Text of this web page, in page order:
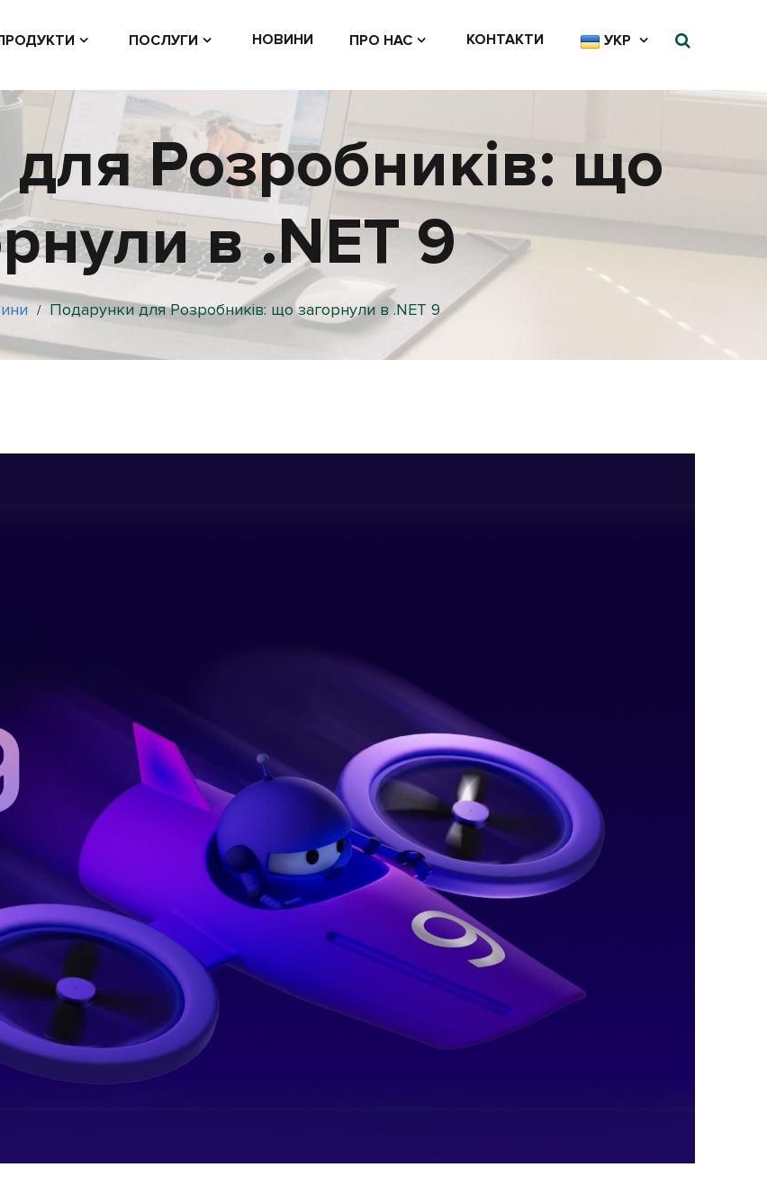
ПОСЛУГИ НОВИНИ ПРО НАС КОНТАКТИ УКР
Розробників: що
в .NET 9
/ Подарунки для Розробників: що загорнули в .NET 9